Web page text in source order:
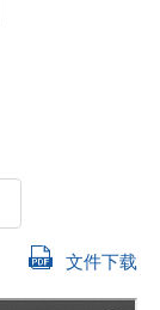
文件下载